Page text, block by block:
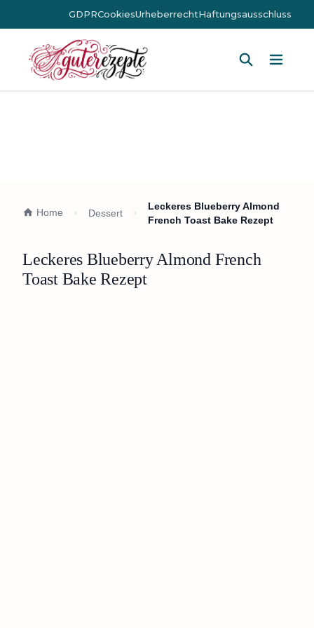
GDPRCookiesUrheberrechtHaftungsausschluss
Home Dessert
Leckeres Blueberry Almond
French Toast Bake Rezept
Leckeres Blueberry Almond French
Toast Bake Rezept